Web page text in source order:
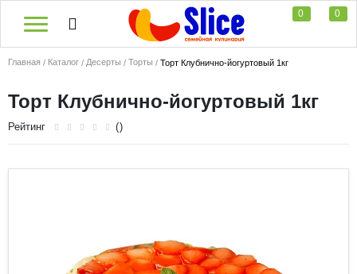
0 0
Главная Каталог Десерты Торты Торт Клубнично-йогуртовый 1кг
Торт Клубнично-йогуртовый 1кг
Рейтинг ()